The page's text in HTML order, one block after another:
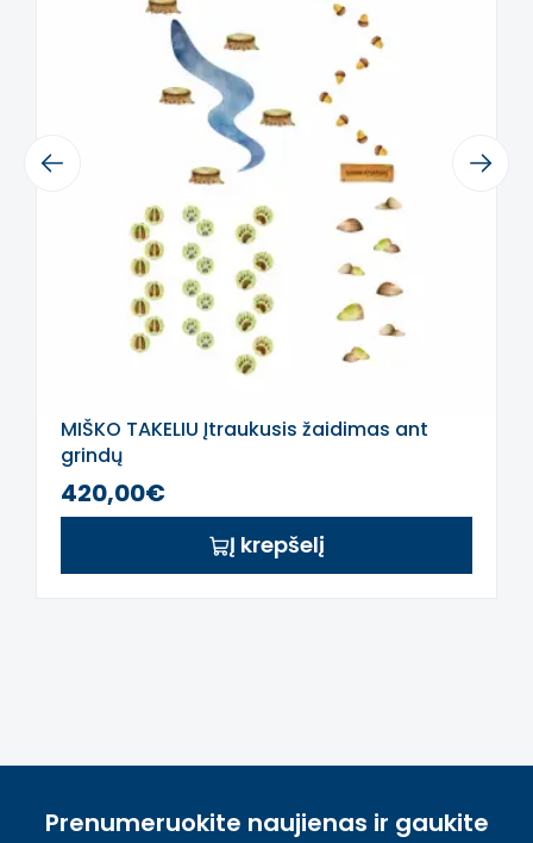
suteikia tapymo ant sienos efektą,
be kraštelių.
Jei neradote tinkamos spalvos ar
dydžio, rašykite
labas@sensorinisugdymas.lt
pasistengsime pagaminti pagal
Jūsų pageidavimus.
Previous
MIŠKO TAKELIU Įtraukusis žaidimas ant
grindų
420,00€
Į krepšelį
Next
Prenumeruokite naujienas ir gaukite